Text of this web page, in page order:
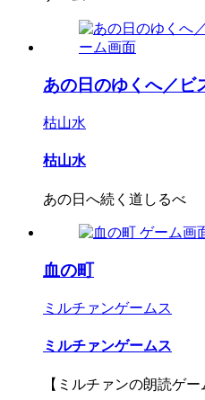
あの日のゆくへ／ビ
枯山水
枯山水
あの日へ続く道しるべ
血の町
ミルチァンゲームス
ミルチァンゲームス
【ミルチァンの朗読ゲ